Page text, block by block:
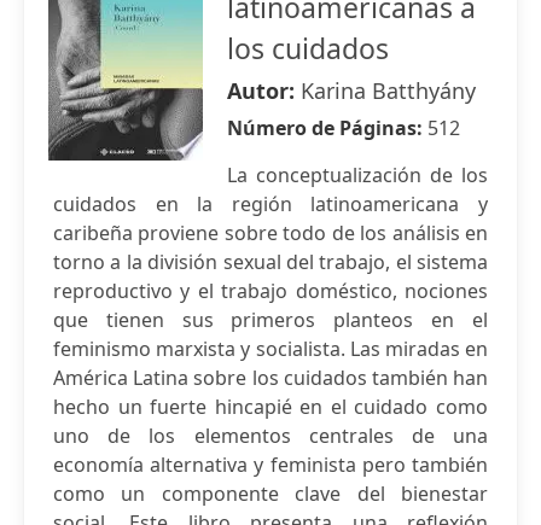
los cuidados
Autor: Karina Batthyány
Número de Páginas: 512
La conceptualización de los
cuidados en la región latinoamericana y
caribeña proviene sobre todo de los análisis en
torno a la división sexual del trabajo, el sistema
reproductivo y el trabajo doméstico, nociones
que tienen sus primeros planteos en el
feminismo marxista y socialista. Las miradas en
América Latina sobre los cuidados también han
hecho un fuerte hincapié en el cuidado como
uno de los elementos centrales de una
economía alternativa y feminista pero también
como un componente clave del bienestar